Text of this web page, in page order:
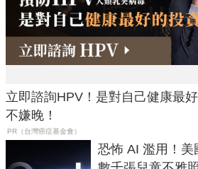
立即諮詢HPV！是對自己健康最
不嫌晚！
PR（台灣癌症基金會）
恐怖 AI 濫用！